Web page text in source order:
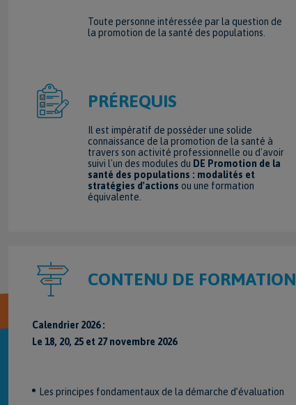
Toute personne intéressée par la question de
la promotion de la santé des populations.
PRÉREQUIS
Il est impératif de posséder une solide
connaissance de la promotion de la santé à
travers son activité professionnelle ou d'avoir
suivi l'un des modules du DE Promotion de la
santé des populations : modalités et
stratégies d'actions ou une formation
équivalente.
CONTENU DE FORMATION
Calendrier 2026 :
Le 18, 20, 25 et 27 novembre 2026
Les principes fondamentaux de la démarche d’évaluation